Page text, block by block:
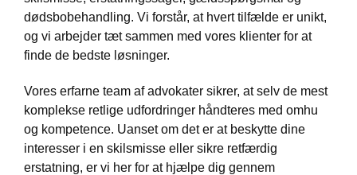
dødsbobehandling. Vi forstår, at hvert tilfælde er unikt,
og vi arbejder tæt sammen med vores klienter for at
finde de bedste løsninger.
Vores erfarne team af advokater sikrer, at selv de mest
komplekse retlige udfordringer håndteres med omhu
og kompetence. Uanset om det er at beskytte dine
interesser i en skilsmisse eller sikre retfærdig
erstatning, er vi her for at hjælpe dig gennem